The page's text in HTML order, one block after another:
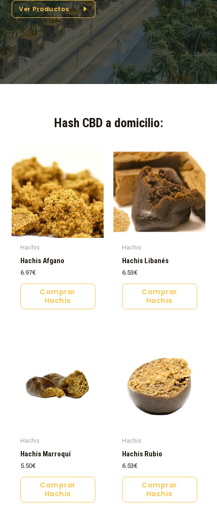
Ver Productos
Hash CBD a domicilio:​
Hachis
Hachis Afgano
6.97€
Comprar
Hachis
Hachis
Hachis Libanés
6.53€
Comprar
Hachis
Hachis
Hachis Marroquí
5.50€
Comprar
Hachis
Hachis
Hachis Rubio
6.53€
Comprar
Hachis